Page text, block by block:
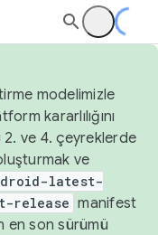
modelimizle
kararlılığını
2. ve 4. çeyreklerde
ve
latest-
release manifest
en son sürümü